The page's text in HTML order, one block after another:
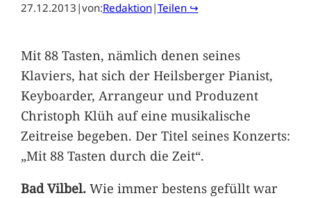
27.12.2013 |von:Redaktion|Teilen ↪
Mit 88 Tasten, nämlich denen seines
Klaviers, hat sich der Heilsberger Pianist,
Keyboarder, Arrangeur und Produzent
Christoph Klüh auf eine musikalische
Zeitreise begeben. Der Titel seines Konzerts:
„Mit 88 Tasten durch die Zeit“.
Bad Vilbel.Wie immer bestens gefüllt war